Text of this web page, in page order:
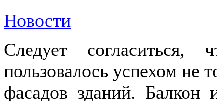
Новости
Следует
пользовалось успехом не
фасадов зданий. Балкон